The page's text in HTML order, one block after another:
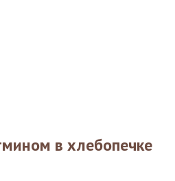
в хлебопечке